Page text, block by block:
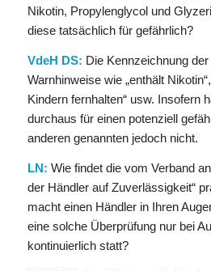
Nikotin, Propylenglycol und
diese tatsächlich für gefährlich?
VdeH DS: Die Kennzeichnung
Warnhinweise wie „enthält
Kindern fernhalten“ usw. Insofern
durchaus für einen potenziell
anderen genannten jedoch nicht.
LN: Wie findet die vom Verband
der Händler auf Zuverlässigkeit“
macht einen Händler in Ihren
eine solche Überprüfung nur bei
kontinuierlich statt?